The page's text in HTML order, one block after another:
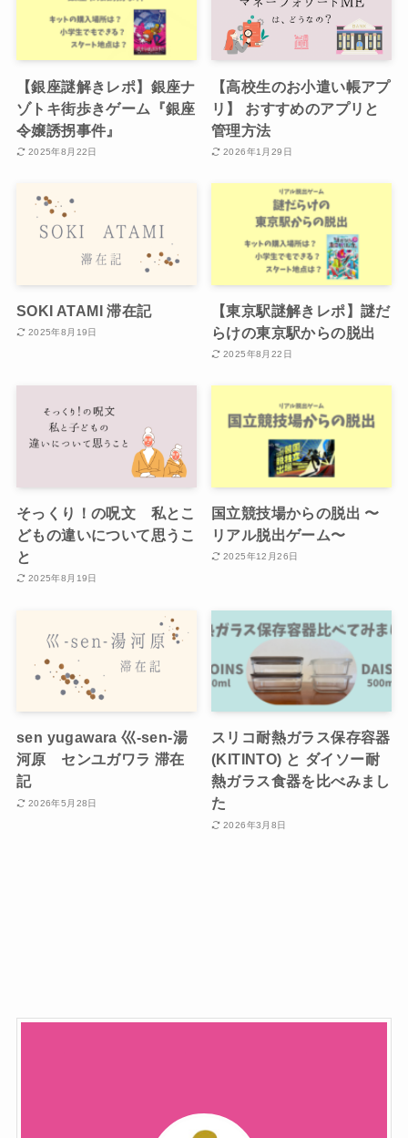
【銀座謎解きレポ】銀座ナ
ゾトキ街歩きゲーム『銀座
令嬢誘拐事件』
2025年8月22日
【高校生のお小遣い帳アプ
リ】 おすすめのアプリと
管理方法
2026年1月29日
SOKI ATAMI 滞在記
2025年8月19日
【東京駅謎解きレポ】謎だ
らけの東京駅からの脱出
2025年8月22日
そっくり！の呪文 私とこ
どもの違いについて思うこ
と
2025年8月19日
国立競技場からの脱出 〜
リアル脱出ゲーム〜
2025年12月26日
sen yugawara 巛-sen-湯
河原 センユガワラ 滞在
記
2026年5月28日
スリコ耐熱ガラス保存容器
(KITINTO) と ダイソー耐
熱ガラス食器を比べみまし
た
2026年3月8日